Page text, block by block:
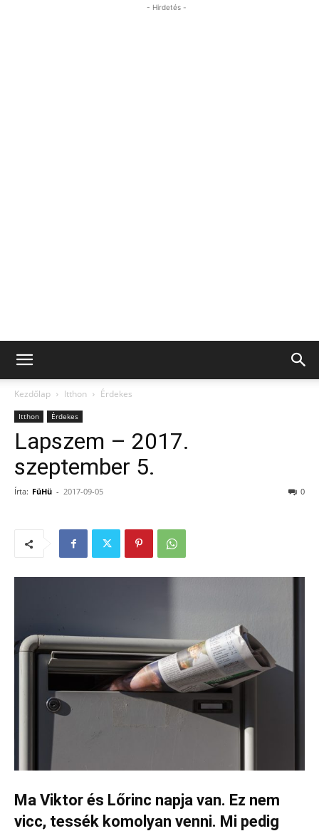
- Hirdetés -
Kezdőlap Itthon Érdekes
Itthon Érdekes
Lapszem – 2017.
szeptember 5.
Írta: FüHü - 2017-09-05 0
Ma Viktor és Lőrinc napja van. Ez nem
vicc, tessék komolyan venni. Mi pedig